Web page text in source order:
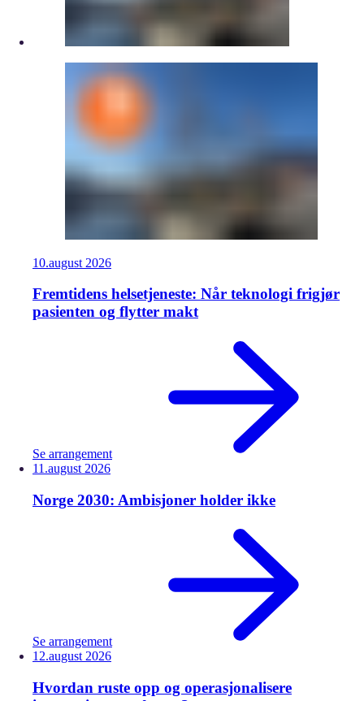
10.august 2026
Fremtidens helsetjeneste: Når teknologi frigjør
pasienten og flytter makt
Se arrangement
11.august 2026
Norge 2030: Ambisjoner holder ikke
Se arrangement
12.august 2026
Hvordan ruste opp og operasjonalisere